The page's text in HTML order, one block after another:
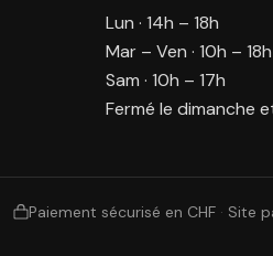
Lun · 14h – 18h
Mar – Ven · 10h – 18h
Sam · 10h – 17h
Fermé le dimanche
Paiement sécurisé en CHF · Site